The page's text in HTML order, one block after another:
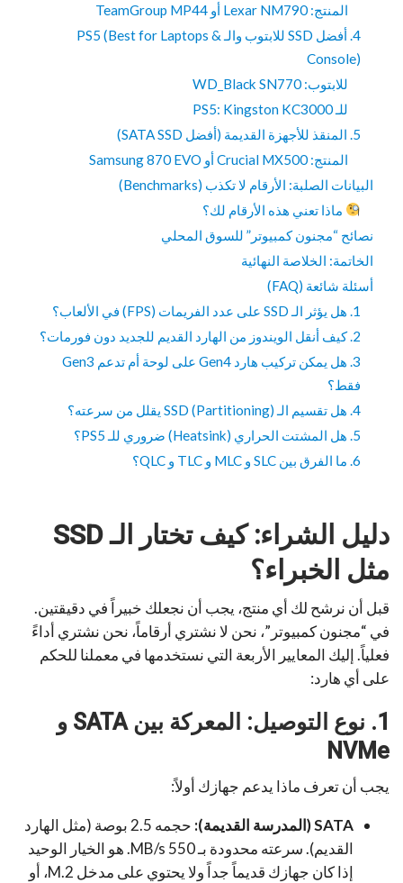
المنتج: Lexar NM790 أو TeamGroup MP44
4. أفضل SSD للابتوب والـ PS5 (Best for Laptops &
Console)
للابتوب: WD_Black SN770
للـ PS5: Kingston KC3000
5. المنقذ للأجهزة القديمة (أفضل SATA SSD)
المنتج: Crucial MX500 أو Samsung 870 EVO
البيانات الصلبة: الأرقام لا تكذب (Benchmarks)
ماذا تعني هذه الأرقام لك؟
نصائح “مجنون كمبيوتر” للسوق المحلي
الخاتمة: الخلاصة النهائية
أسئلة شائعة (FAQ)
1. هل يؤثر الـ SSD على عدد الفريمات (FPS) في الألعاب؟
2. كيف أنقل الويندوز من الهارد القديم للجديد دون فورمات؟
3. هل يمكن تركيب هارد Gen4 على لوحة أم تدعم Gen3
فقط؟
4. هل تقسيم الـ SSD (Partitioning) يقلل من سرعته؟
5. هل المشتت الحراري (Heatsink) ضروري للـ PS5؟
6. ما الفرق بين SLC و MLC و TLC و QLC؟
دليل الشراء: كيف تختار الـ SSD
مثل الخبراء؟
قبل أن نرشح لك أي منتج، يجب أن نجعلك خبيراً في دقيقتين.
في “مجنون كمبيوتر”، نحن لا نشتري أرقاماً، نحن نشتري أداءً
فعلياً. إليك المعايير الأربعة التي نستخدمها في معملنا للحكم
على أي هارد:
1. نوع التوصيل: المعركة بين SATA و
NVMe
يجب أن تعرف ماذا يدعم جهازك أولاً:
SATA (المدرسة القديمة):
حجمه 2.5 بوصة (مثل الهارد
القديم). سرعته محدودة بـ 550 MB/s. هو الخيار الوحيد
إذا كان جهازك قديماً جداً ولا يحتوي على مدخل M.2، أو